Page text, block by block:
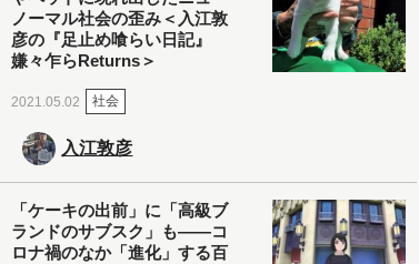
ノーマル社会の歪み＜入江敦
彦の『足止め喰らい日記』
嫌々乍らReturns＞
2021.05.02 社会
入江敦彦
「ケーキの出前」に「高級ブ
ランドのサブスク」も――コ
ロナ禍のなか「進化」する百